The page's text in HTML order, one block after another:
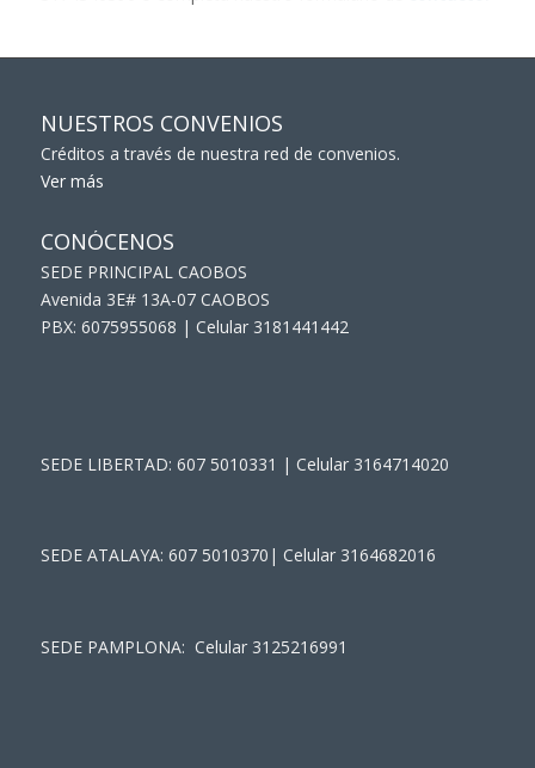
NUESTROS CONVENIOS
Créditos a través de nuestra red de convenios.
Ver más
CONÓCENOS
SEDE PRINCIPAL CAOBOS
Avenida 3E# 13A-07 CAOBOS
PBX: 6075955068 | Celular 3181441442
SEDE LIBERTAD: 607 5010331 | Celular 3164714020
SEDE ATALAYA: 607 5010370| Celular 3164682016
SEDE PAMPLONA: Celular 3125216991